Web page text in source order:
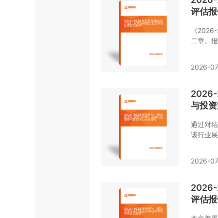
评估
《
二章。
业本身
行了逐
模、风
了解或
2026-
2026-
与投
通过对
该行业
2026-
2026-
评估